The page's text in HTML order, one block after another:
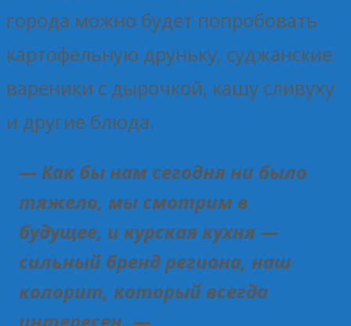
города можно будет попробовать
картофельную друньку, суджанские
вареники с дырочкой, кашу сливуху
и другие блюда.
— Как бы нам сегодня ни было
тяжело, мы смотрим в
будущее, и курская кухня —
сильный бренд региона, наш
колорит, который всегда
интересен, —